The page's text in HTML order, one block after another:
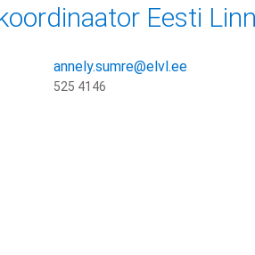
Eesti
annely.sumre@elvl.ee
525 4146